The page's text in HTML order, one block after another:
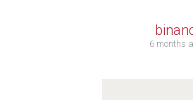
6 months